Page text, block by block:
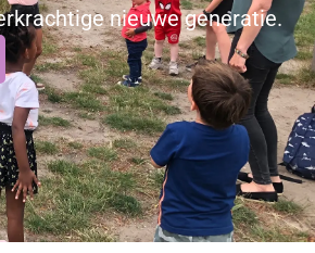
nieuwe generatie.